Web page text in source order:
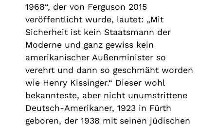
1968“, der von Ferguson 2015
veröffentlicht wurde, lautet: „Mit
Sicherheit ist kein Staatsmann der
Moderne und ganz gewiss kein
amerikanischer Außenminister so
verehrt und dann so geschmäht worden
wie Henry Kissinger.“ Dieser wohl
bekannteste, aber nicht unumstrittene
Deutsch-Amerikaner, 1923 in Fürth
geboren, der 1938 mit seinen jüdischen